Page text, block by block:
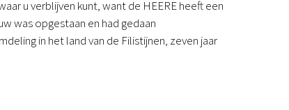
u verblijven kunt, want de HEERE heeft een
was opgestaan en had gedaan
in het land van de Filistijnen, zeven jaar